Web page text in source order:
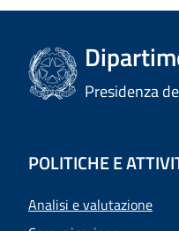
Presidenza
POLITICHE E
Analisi e valutazione